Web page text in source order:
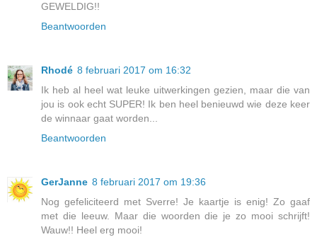
GEWELDIG!!
Beantwoorden
Rhodé 8 februari 2017 om 16:32
Ik heb al heel wat leuke uitwerkingen gezien, maar die van
jou is ook echt SUPER! Ik ben heel benieuwd wie deze keer
de winnaar gaat worden...
Beantwoorden
GerJanne 8 februari 2017 om 19:36
Nog gefeliciteerd met Sverre! Je kaartje is enig! Zo gaaf
met die leeuw. Maar die woorden die je zo mooi schrijft!
Wauw!! Heel erg mooi!